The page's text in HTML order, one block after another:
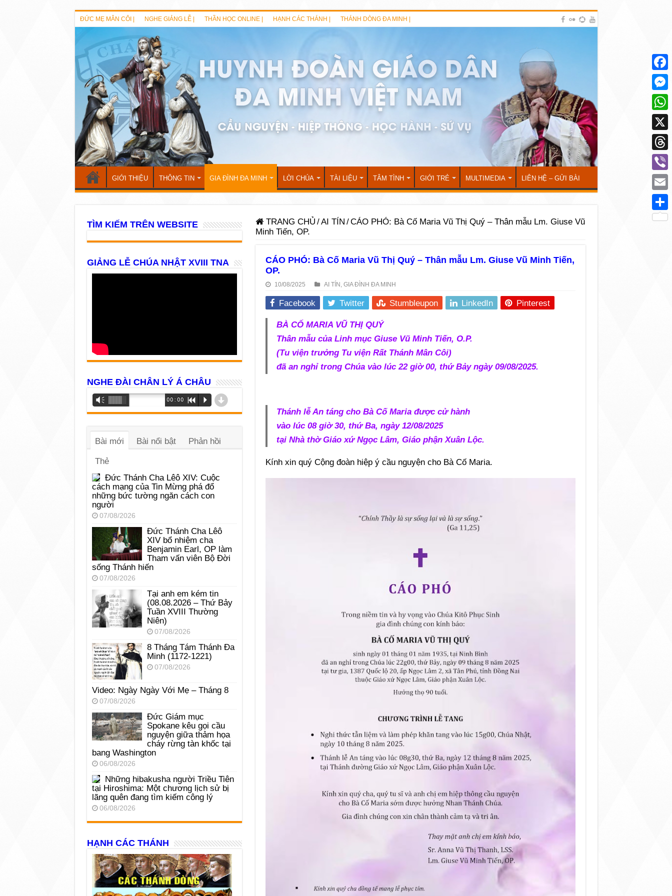
ĐỨC MẸ MÂN CÔI | NGHE GIẢNG LỄ | THẦN HỌC ONLINE | HẠNH CÁC THÁNH | THÁNH DÒNG ĐA MINH |
GIỚI THIỆU THÔNG TIN GIA ĐÌNH ĐA MINH LỜI CHÚA TÀI LIỆU TÂM TÌNH GIỚI TRẺ MULTIMEDIA LIÊN HỆ – GỬI BÀI
TRANG CHỦ /AI TÍN /CÁO PHÓ: Bà Cố Maria Vũ Thị Quý – Thân mẫu Lm. Giuse Vũ
Minh Tiến, OP.
CÁO PHÓ: Bà Cố Maria Vũ Thị Quý – Thân mẫu Lm. Giuse Vũ Minh Tiến,
OP.
10/08/2025 AI TÍN , GIA ĐÌNH ĐA MINH
Facebook Twitter Stumbleupon LinkedIn Pinterest
BÀ CỐ MARIA VŨ THỊ QUÝ
Thân mẫu của Linh mục Giuse Vũ Minh Tiến, O.P.
(Tu viện trưởng Tu viện Rất Thánh Mân Côi)
đã an nghỉ trong Chúa vào lúc 22 giờ 00, thứ Bảy ngày 09/08/2025.
Thánh lễ An táng cho Bà Cố Maria được cử hành
vào lúc 08 giờ 30, thứ Ba, ngày 12/08/2025
tại Nhà thờ Giáo xứ Ngọc Lâm, Giáo phận Xuân Lộc.
Kính xin quý Cộng đoàn hiệp ý cầu nguyện cho Bà Cố Maria.
TÌM KIẾM TRÊN WEBSITE
GIẢNG LỄ CHÚA NHẬT XVIII TNA
NGHE ĐÀI CHÂN LÝ Á CHÂU
Trình
phát
âm
Vm 00:00 R P d
Bài mới Bài nổi bật Phản hồi
Thẻ
Đức Thánh Cha Lêô XIV: Cuộc
cách mạng của Tin Mừng phá đổ
những bức tường ngăn cách con
người
07/08/2026
Đức Thánh Cha Lêô
XIV bổ nhiệm cha
Benjamin Earl, OP làm
Tham vấn viên Bộ Đời
sống Thánh hiến
07/08/2026
Tại anh em kém tin
(08.08.2026 – Thứ Bảy
Tuần XVIII Thường
Niên)
07/08/2026
8 Tháng Tám Thánh Ða
Minh (1172-1221)
07/08/2026
Video: Ngày Ngày Với Mẹ – Tháng 8
07/08/2026
Đức Giám mục
Spokane kêu gọi cầu
nguyện giữa thảm họa
cháy rừng tàn khốc tại
bang Washington
06/08/2026
Những hibakusha người Triều Tiên
tại Hiroshima: Một chương lịch sử bị
lãng quên đang tìm kiếm công lý
06/08/2026
HẠNH CÁC THÁNH
X
Viber